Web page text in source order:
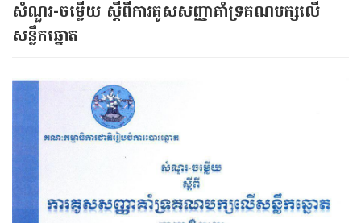
សំណួរ-ចម្លើយ ស្ដីពី​ការគូសសញ្ញា​គាំទ្រគណបក្សលើ
សន្លឹកឆ្នោត